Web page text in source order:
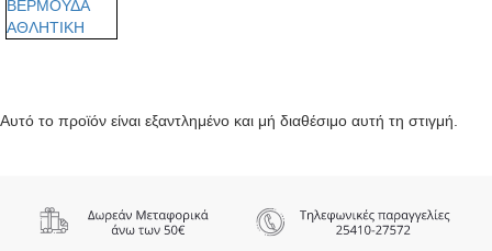
Αυτό το προϊόν είναι εξαντλημένο και μή διαθέσιμο αυτή τη στιγμή.